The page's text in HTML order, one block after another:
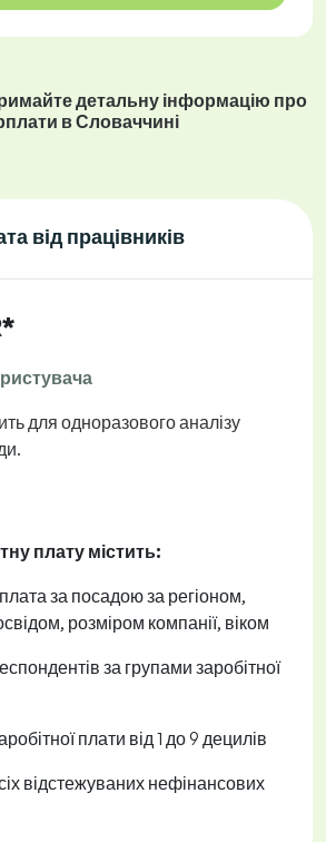
детальну інформацію про
в Словаччині
від працівників
для одноразового аналізу
плату містить:
за посадою за регіоном,
розміром компанії, віком
за групами заробітної
плати від 1 до 9 децилів
відстежуваних нефінансових